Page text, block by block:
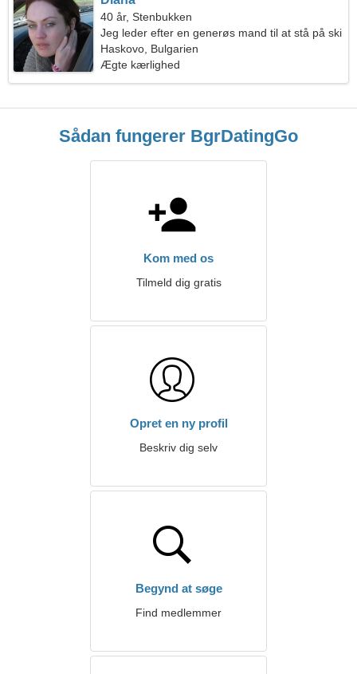
40 år, Stenbukken
Jeg leder efter en generøs mand til at stå på ski
sammen
Haskovo, Bulgarien
Ægte kærlighed
Sådan fungerer BgrDatingGo
Kom med os
Tilmeld dig gratis
Opret en ny profil
Beskriv dig selv
Begynd at søge
Find medlemmer